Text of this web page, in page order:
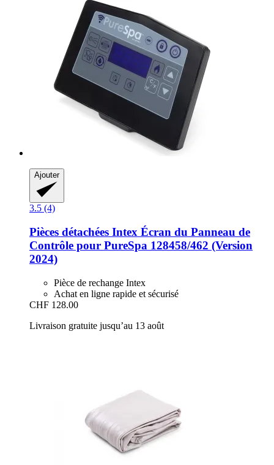
Ajouter
3.5 (4)
Pièces détachées Intex Écran du Panneau de
Contrôle pour PureSpa 128458/462 (Version
2024)
Pièce de rechange Intex
Achat en ligne rapide et sécurisé
CHF 128.00
Livraison gratuite jusqu’au 13 août